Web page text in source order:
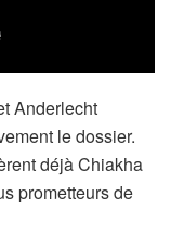
Anderlecht
le dossier.
déjà Chiakha
prometteurs de